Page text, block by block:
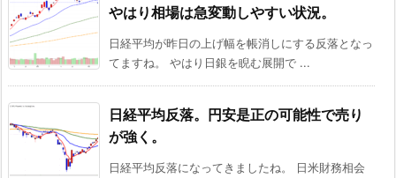
やはり相場は急変動しやすい状況。
日経平均が昨日の上げ幅を帳消しにする反落となっ
てますね。 やはり日銀を睨む展開で ...
日経平均反落。円安是正の可能性で売り
が強く。
日経平均反落になってきましたね。 日米財務相会